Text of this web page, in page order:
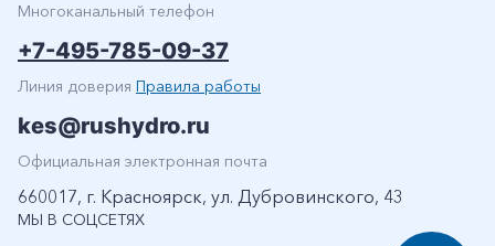
МЫ В СОЦСЕТЯХ
Многоканальный телефон
+7-495-785-09-37
Линия доверия Правила работы
kes@rushydro.ru
Официальная электронная почта
660017, г. Красноярск, ул. Дубровинского, 43